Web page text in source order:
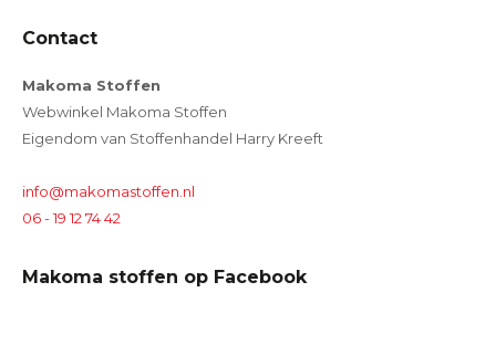
Contact
Makoma Stoffen
Webwinkel Makoma Stoffen
Eigendom van Stoffenhandel Harry Kreeft
info@makomastoffen.nl
06 - 19 12 74 42
Makoma stoffen op Facebook